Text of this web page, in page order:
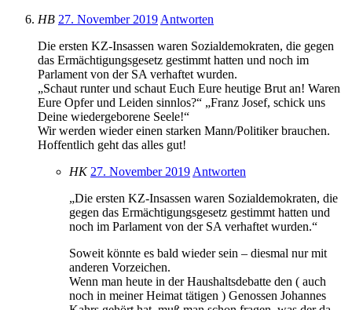
HB 27. November 2019 Antworten
Die ersten KZ-Insassen waren Sozialdemokraten, die gegen
das Ermächtigungsgesetz gestimmt hatten und noch im
Parlament von der SA verhaftet wurden.
„Schaut runter und schaut Euch Eure heutige Brut an! Waren
Eure Opfer und Leiden sinnlos?“ „Franz Josef, schick uns
Deine wiedergeborene Seele!“
Wir werden wieder einen starken Mann/Politiker brauchen.
Hoffentlich geht das alles gut!
HK 27. November 2019 Antworten
„Die ersten KZ-Insassen waren Sozialdemokraten, die
gegen das Ermächtigungsgesetz gestimmt hatten und
noch im Parlament von der SA verhaftet wurden.“
Soweit könnte es bald wieder sein – diesmal nur mit
anderen Vorzeichen.
Wenn man heute in der Haushaltsdebatte den ( auch
noch in meiner Heimat tätigen ) Genossen Johannes